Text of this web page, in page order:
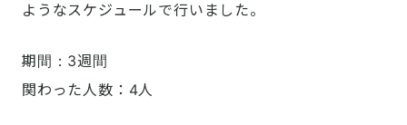
ようなスケジュールで行いました。
期間：3週間
関わった人数：4人